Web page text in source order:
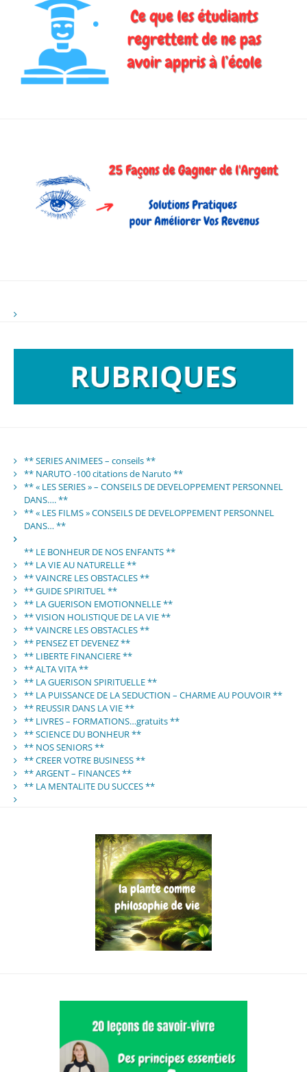
** SERIES ANIMEES – conseils **
** NARUTO -100 citations de Naruto **
** « LES SERIES » – CONSEILS DE DEVELOPPEMENT PERSONNEL
DANS…. **
** « LES FILMS » CONSEILS DE DEVELOPPEMENT PERSONNEL
DANS… **
** LE BONHEUR DE NOS ENFANTS **
** LA VIE AU NATURELLE **
** VAINCRE LES OBSTACLES **
** GUIDE SPIRITUEL **
** LA GUERISON EMOTIONNELLE **
** VISION HOLISTIQUE DE LA VIE **
** VAINCRE LES OBSTACLES **
** PENSEZ ET DEVENEZ **
** LIBERTE FINANCIERE **
** ALTA VITA **
** LA GUERISON SPIRITUELLE **
** LA PUISSANCE DE LA SEDUCTION – CHARME AU POUVOIR **
** REUSSIR DANS LA VIE **
** LIVRES – FORMATIONS…gratuits **
** SCIENCE DU BONHEUR **
** NOS SENIORS **
** CREER VOTRE BUSINESS **
** ARGENT – FINANCES **
** LA MENTALITE DU SUCCES **